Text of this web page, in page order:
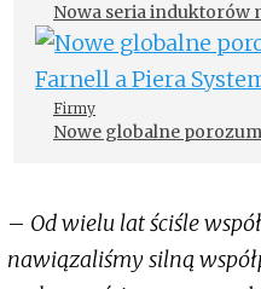
Nowa seria induktorów
Firmy
Nowe globalne
– Od wielu lat ściśle
nawiązaliśmy silną